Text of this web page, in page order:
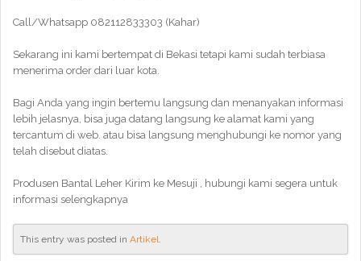
Call/Whatsapp 082112833303 (Kahar)
Sekarang ini kami bertempat di Bekasi tetapi kami sudah terbiasa
menerima order dari luar kota.
Bagi Anda yang ingin bertemu langsung dan menanyakan informasi
lebih jelasnya, bisa juga datang langsung ke alamat kami yang
tercantum di web. atau bisa langsung menghubungi ke nomor yang
telah disebut diatas.
Produsen Bantal Leher Kirim ke Mesuji , hubungi kami segera untuk
informasi selengkapnya
This entry was posted in Artikel.